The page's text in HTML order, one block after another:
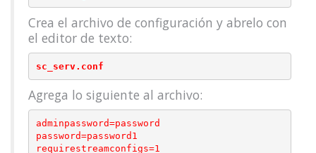
Crea el archivo de configuración y abrelo con
el editor de texto:
Agrega lo siguiente al archivo:
adminpassword=password
password=password1
requirestreamconfigs=1